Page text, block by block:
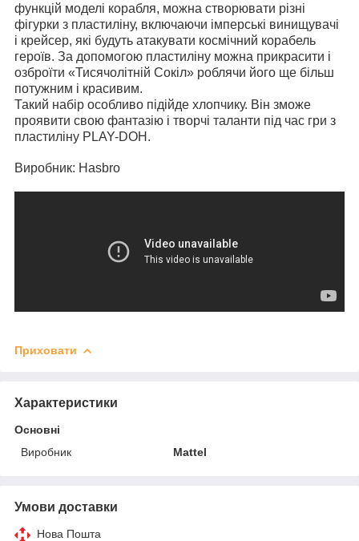
функцій моделі корабля, можна створювати різні
фігурки з пластиліну, включаючи імперські винищувачі
і крейсер, які будуть атакувати космічний корабель
героїв. За допомогою пластиліну можна прикрасити і
озброїти «Тисячолітній Сокіл» роблячи його ще більш
потужним і красивим.
Такий набір особливо підійде хлопчику. Він зможе
проявити свою фантазію і творчі таланти під час гри з
пластиліну PLAY-DOH.
Виробник: Hasbro
Приховати
Характеристики
Основні
Виробник
Mattel
Умови доставки
Нова Пошта